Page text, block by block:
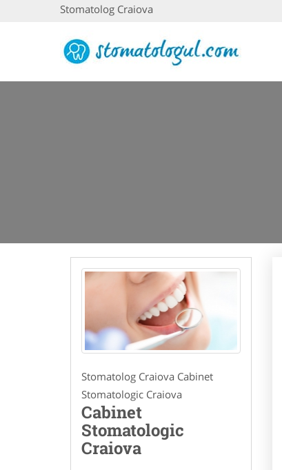
Stomatolog Craiova
Stomatolog Craiova Cabinet
Stomatologic Craiova
Cabinet
Stomatologic
Craiova